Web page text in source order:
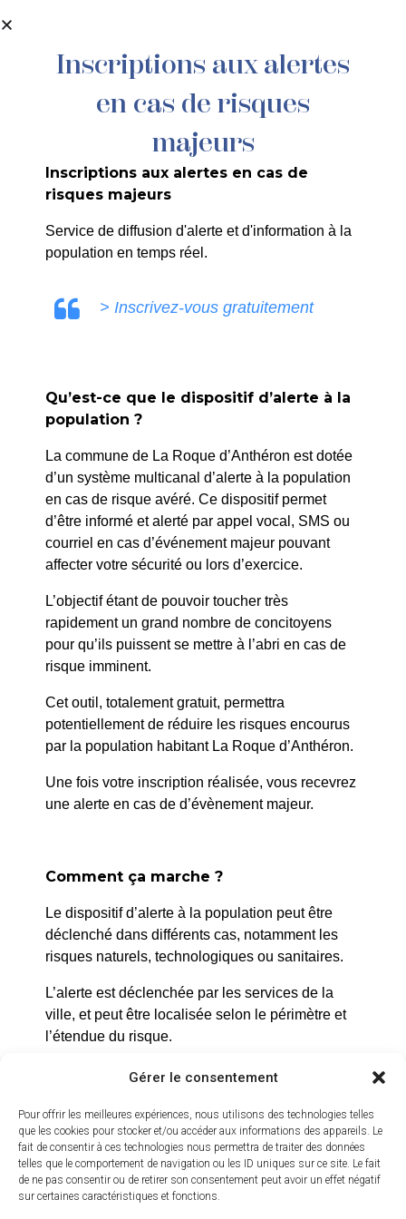
Gérer le consentement
Pour offrir les meilleures expériences, nous utilisons des technologies telles
que les cookies pour stocker et/ou accéder aux informations des appareils. Le
fait de consentir à ces technologies nous permettra de traiter des données
telles que le comportement de navigation ou les ID uniques sur ce site. Le fait
de ne pas consentir ou de retirer son consentement peut avoir un effet négatif
sur certaines caractéristiques et fonctions.
principal
Exposition
Accueil>Agenda>Exposition
Exposition «La
Cartonnerie burlesque »
de Jean-François RIEUX
Galerie Jean Marc
Bourry
1er étage de
Galerie Jean
Marc Bourry
Inscriptions aux alertes
en cas de risques
majeurs
Inscriptions aux alertes en cas de
risques majeurs
Service de diffusion d'alerte et d'information à la
population en temps réel.
> Inscrivez-vous gratuitement
Qu’est-ce que le dispositif d’alerte à la
population ?
La commune de La Roque d’Anthéron est dotée
d’un système multicanal d’alerte à la population
en cas de risque avéré. Ce dispositif permet
d’être informé et alerté par appel vocal, SMS ou
courriel en cas d’événement majeur pouvant
affecter votre sécurité ou lors d’exercice.
L’objectif étant de pouvoir toucher très
rapidement un grand nombre de concitoyens
pour qu’ils puissent se mettre à l’abri en cas de
risque imminent.
Cet outil, totalement gratuit, permettra
potentiellement de réduire les risques encourus
par la population habitant La Roque d’Anthéron.
Une fois votre inscription réalisée, vous recevrez
une alerte en cas de d’évènement majeur.
Comment ça marche ?
Le dispositif d’alerte à la population peut être
déclenché dans différents cas, notamment les
risques naturels, technologiques ou sanitaires.
L’alerte est déclenchée par les services de la
ville, et peut être localisée selon le périmètre et
l’étendue du risque.
Prenez quelques minutes pour vous inscrire et
https://inscription.cedralis.com/
Comment sont utilisées les données